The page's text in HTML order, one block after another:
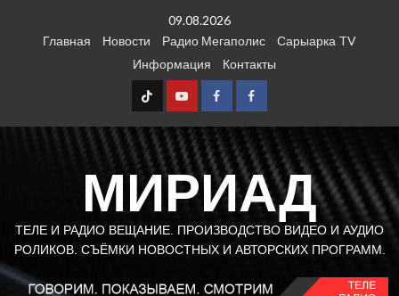
09.08.2026
Главная
Новости Радио Мегаполис
Сарыарка TV
Информация
Контакты
TT Youtube
FB1 FB2
МИРИАД
ТЕЛЕ И РАДИО ВЕЩАНИЕ. ПРОИЗВОДСТВО ВИДЕО И АУДИО
РОЛИКОВ. СЪЁМКИ НОВОСТНЫХ И АВТОРСКИХ ПРОГРАММ.